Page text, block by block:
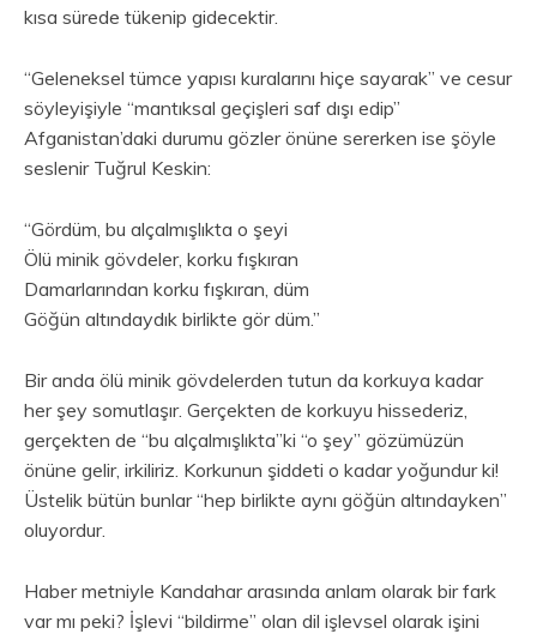
kısa sürede tükenip gidecektir.
“Geleneksel tümce yapısı kuralarını hiçe sayarak” ve cesur
söyleyişiyle “mantıksal geçişleri saf dışı edip”
Afganistan’daki durumu gözler önüne sererken ise şöyle
seslenir Tuğrul Keskin:
“Gördüm, bu alçalmışlıkta o şeyi
Ölü minik gövdeler, korku fışkıran
Damarlarından korku fışkıran, düm
Göğün altındaydık birlikte gör düm.”
Bir anda ölü minik gövdelerden tutun da korkuya kadar
her şey somutlaşır. Gerçekten de korkuyu hissederiz,
gerçekten de “bu alçalmışlıkta”ki “o şey” gözümüzün
önüne gelir, irkiliriz. Korkunun şiddeti o kadar yoğundur ki!
Üstelik bütün bunlar “hep birlikte aynı göğün altındayken”
oluyordur.
Haber metniyle Kandahar arasında anlam olarak bir fark
var mı peki? İşlevi “bildirme” olan dil işlevsel olarak işini